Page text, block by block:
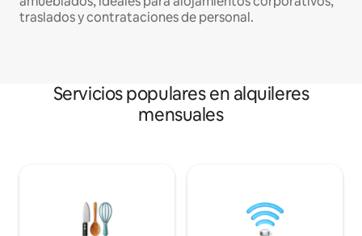
traslados y contrataciones de personal.
Servicios populares en alquileres
mensuales